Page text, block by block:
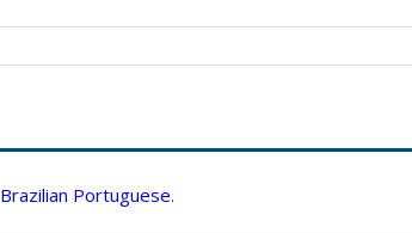
Brazilian Portuguese.